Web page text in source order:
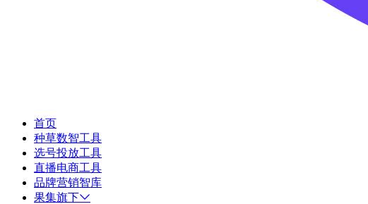
首页
种草数智工具
选号投放工具
直播电商工具
品牌营销智库
果集旗下